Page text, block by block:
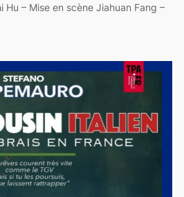
Hu – Mise en scène Jiahuan Fang –